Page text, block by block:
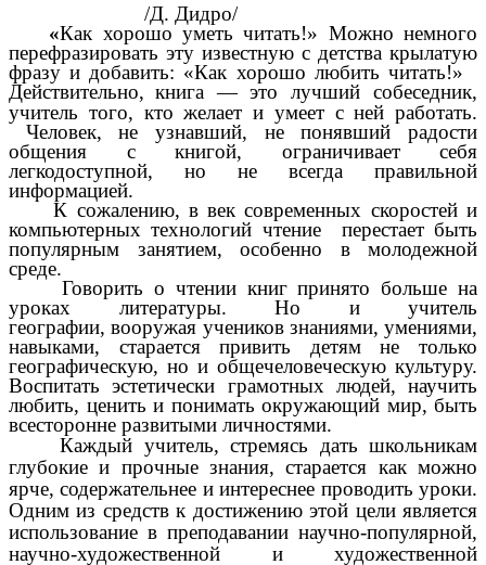
/Д. Дидро/
«Как хорошо уметь читать!» Можно немного
перефразировать эту известную с детства крылатую
фразу и добавить: «Как хорошо любить читать!»
Действительно, книга — это лучший собеседник,
учитель того, кто желает и умеет с ней работать.
Человек, не узнавший, не понявший радости
общения с книгой, ограничивает себя
легкодоступной, но не всегда правильной
информацией.
К сожалению, в век современных скоростей и
компьютерных технологий чтение перестает быть
популярным занятием, особенно в молодежной
среде.
Говорить о чтении книг принято больше на
уроках литературы. Но и учитель
географии, вооружая учеников знаниями, умениями,
навыками, старается привить детям не только
географическую, но и общечеловеческую культуру.
Воспитать эстетически грамотных людей, научить
любить, ценить и понимать окружающий мир, быть
всесторонне развитыми личностями.
Каждый учитель, стремясь дать школьникам
глубокие и прочные знания, старается как можно
ярче, содержательнее и интереснее проводить уроки.
Одним из средств к достижению этой цели является
использование в преподавании научно-популярной,
научно-художественной и художественной